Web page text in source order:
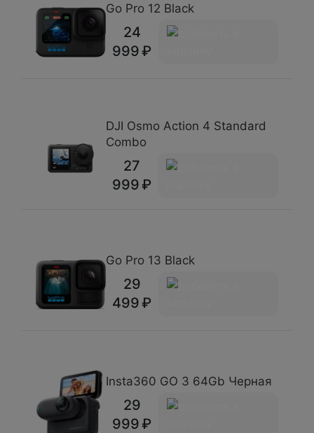
Go Pro 12 Black
24
999
DJI Osmo Action 4 Standard
Combo
27
999
Go Pro 13 Black
29
499
Insta360 GO 3 64Gb Черная
29
999